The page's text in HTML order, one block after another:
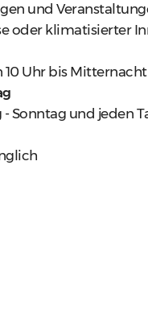
und
oder klimatisierter
Uhr bis Mitternacht
Sonntag und jeden